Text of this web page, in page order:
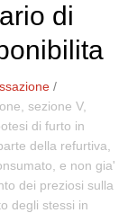
di
/
sezione V,
di furto in
della refurtiva,
e non gia'
dei preziosi sulla
degli stessi in